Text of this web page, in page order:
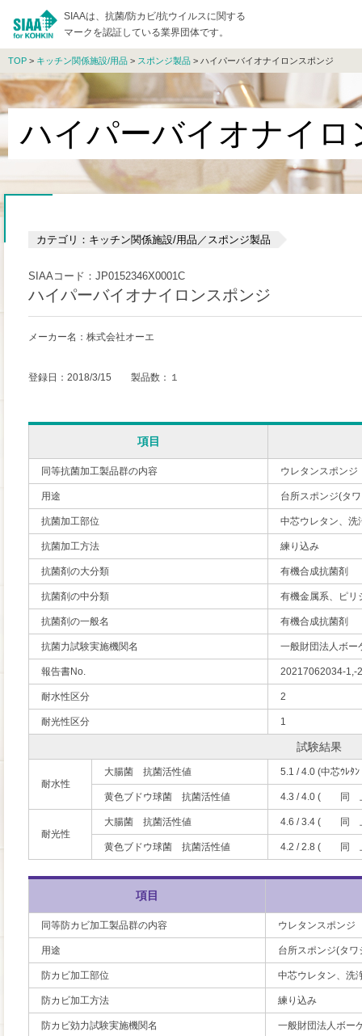
SIAAは、抗菌/防カビ/抗ウイルスに関する
マークを認証している業界団体です。
TOP > キッチン関係施設/用品 > スポンジ製品 > ハイパーバイオナイロンスポンジ
ハイパーバイオナイロ
カテゴリ：キッチン関係施設/用品／スポンジ製品
SIAAコード：JP0152346X0001C
ハイパーバイオナイロンスポンジ
メーカー名：株式会社オーエ
登録日：2018/3/15 製品数：１
項目
同等抗菌加工製品群の内容 ウレタンスポンジ
用途 台所スポンジ(タ
抗菌加工部位 中芯ウレタン、洗
抗菌加工方法 練り込み
抗菌剤の大分類 有機合成抗菌剤
抗菌剤の中分類 有機金属系、ピリ
抗菌剤の一般名 有機合成抗菌剤
抗菌力試験実施機関名 一般財団法人ボー
報告書No. 20217062034-1,-
耐水性区分 2
耐光性区分 1
試験結果
耐水性
大腸菌 抗菌活性値 5.1 / 4.0 (中芯ｳﾚﾀ
黄色ブドウ球菌 抗菌活性値 4.3 / 4.0 (
耐光性
大腸菌 抗菌活性値 4.6 / 3.4 (
黄色ブドウ球菌 抗菌活性値 4.2 / 2.8 (
項目
同等防カビ加工製品群の内容 ウレタンスポンジ
用途 台所スポンジ(タワ
防カビ加工部位 中芯ウレタン、洗
防カビ加工方法 練り込み
防カビ効力試験実施機関名 一般財団法人ボー